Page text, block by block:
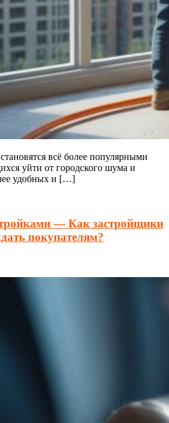
всё более популярными
уйти от городского шума и
удобных и […]
— Как застройщики
покупателям?